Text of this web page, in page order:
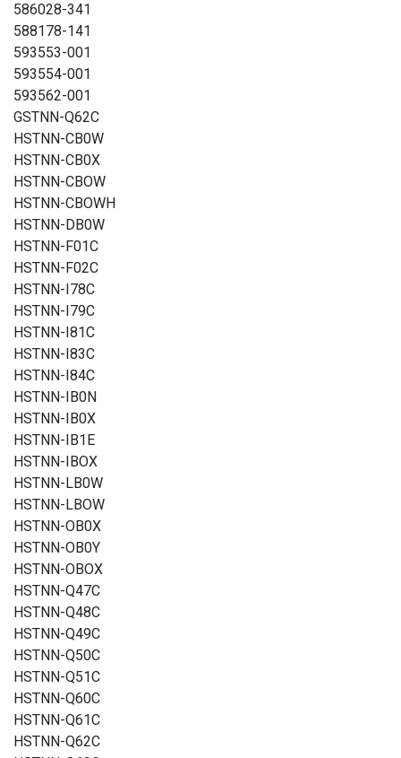
586028-341
588178-141
593553-001
593554-001
593562-001
GSTNN-Q62C
HSTNN-CB0W
HSTNN-CB0X
HSTNN-CBOW
HSTNN-CBOWH
HSTNN-DB0W
HSTNN-F01C
HSTNN-F02C
HSTNN-I78C
HSTNN-I79C
HSTNN-I81C
HSTNN-I83C
HSTNN-I84C
HSTNN-IB0N
HSTNN-IB0X
HSTNN-IB1E
HSTNN-IBOX
HSTNN-LB0W
HSTNN-LBOW
HSTNN-OB0X
HSTNN-OB0Y
HSTNN-OBOX
HSTNN-Q47C
HSTNN-Q48C
HSTNN-Q49C
HSTNN-Q50C
HSTNN-Q51C
HSTNN-Q60C
HSTNN-Q61C
HSTNN-Q62C